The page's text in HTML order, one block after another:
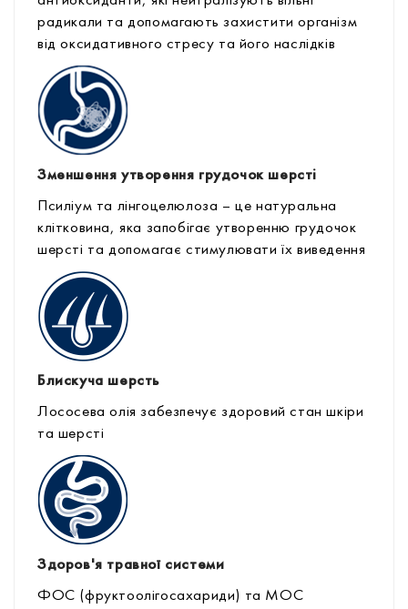
радикали та допомагають захистити організм
від оксидативного стресу та його наслідків
Зменшення утворення грудочок шерсті
Псиліум та лінгоцелюлоза – це натуральна
клітковина, яка запобігає утворенню грудочок
шерсті та допомагає стимулювати їх виведення
Блискуча шерсть
Лососева олія забезпечує здоровий стан шкіри
та шерсті
Здоров'я травної системи
ФОС (фруктоолігосахариди) та МОС